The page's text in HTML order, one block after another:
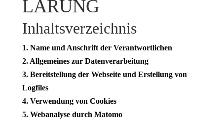
LÄRUNG
Inhaltsverzeichnis
1. Name und Anschrift der Verantwortlichen
2. Allgemeines zur Datenverarbeitung
3. Bereitstellung der Webseite und Erstellung von
Logfiles
4. Verwendung von Cookies
5. Webanalyse durch Matomo